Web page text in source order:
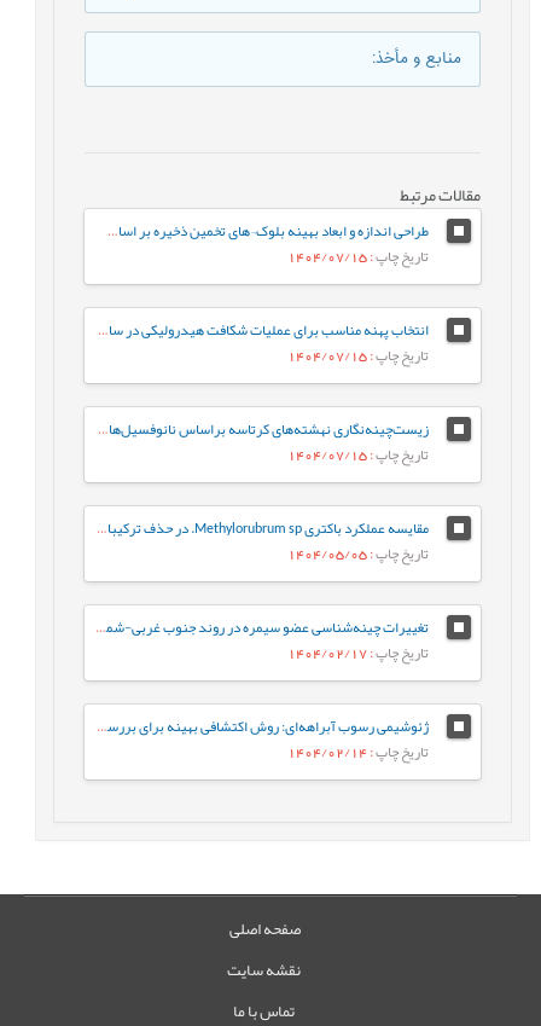
منابع و مأخذ:
مقالات مرتبط
طراحی اندازه و ابعاد بهینه بلوک¬های تخمین ذخیره بر اساس معیارهای مختلف (مورد مطالعه: کانسار طلای زرزیمای موچش)
تاریخ چاپ: 1404/07/15
انتخاب پهنه مناسب برای عملیات شکافت هیدرولیکی در سازندهای ایلام و سروک در یکی از چاه-های نفتی میادین جنوب غربی ایران
تاریخ چاپ: 1404/07/15
زیست‌چینه‌نگاری نهشته‌های کرتاسه براساس نانوفسیل‌های آهکی در برش کوهبنان (شمال غرب کرمان، حوضه رسوبی ایران مرکزی)
تاریخ چاپ: 1404/07/15
مقایسه عملکرد باکتری Methylorubrum sp. در حذف ترکیبات نفت خام به‌صورت آزاد و تثبیت‌شده: رویکردی بر پایه فعالیت آنزیم‌های کلیدی
تاریخ چاپ: 1404/05/05
تغییرات چینه‌شناسی عضو سیمره در روند جنوب غربی-شمال شرقی زیرزون ساختاری لرستان، حوضه زاگرس
تاریخ چاپ: 1404/02/17
ژئوشیمی رسوب آبراهه‌ای: روش اکتشافی بهینه برای بررسی کانه‌زایی مس در گستره چاه رستم، جنوب بیرجند
تاریخ چاپ: 1404/02/14
صفحه اصلی
نقشه سایت
تماس با ما